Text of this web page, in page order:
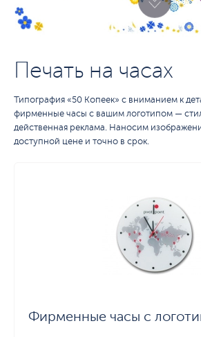
Печать на часах
Типография «50 Копеек» с вниманием к
фирменные часы с вашим логотипом —
действенная реклама. Наносим
доступной цене и точно в срок.
Фирменные часы с